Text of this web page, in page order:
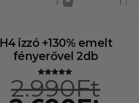
H4 izzó +130% emelt
fényerővel 2db
Értékelés:
4.91
/ 5
2.990Ft